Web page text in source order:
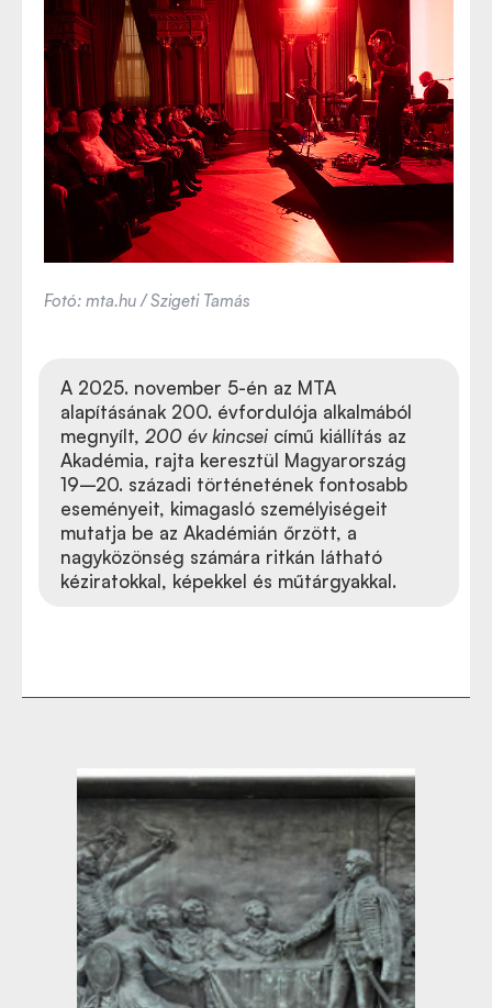
Fotó: mta.hu / Szigeti Tamás
A 2025. november 5-én az MTA
alapításának 200. évfordulója alkalmából
megnyílt, 200 év kincsei című kiállítás az
Akadémia, rajta keresztül Magyarország
19–20. századi történetének fontosabb
eseményeit, kimagasló személyiségeit
mutatja be az Akadémián őrzött, a
nagyközönség számára ritkán látható
kéziratokkal, képekkel és műtárgyakkal.